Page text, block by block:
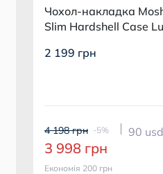
Чохол-накладка
Slim Hardshell Case
2 199 грн
4 198 грн -5%
3 998 грн
Економія 200 грн
90